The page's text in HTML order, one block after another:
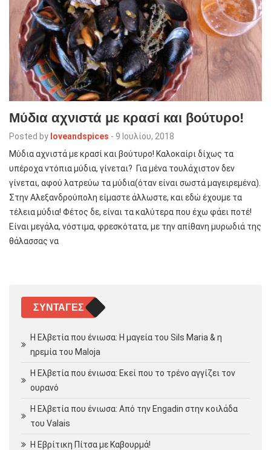
Μύδια αχνιστά με κρασί και βούτυρο!
Posted by loveandspices - 9 Ιουλίου, 2018
Μύδια αχνιστά με κρασί και βούτυρο! Καλοκαίρι δίχως τα
υπέροχα ντόπια μύδια, γίνεται? Για μένα τουλάχιστον δεν
γίνεται, αφού λατρεύω τα μύδια(όταν είναι σωστά μαγειρεμένα).
Στην Αλεξανδρούπολη είμαστε άλλωστε, και εδώ έχουμε τα
τέλεια μύδια! Φέτος δε, είναι τα καλύτερα που έχω φάει ποτέ!
Είναι μεγάλα, νόστιμα, φρεσκότατα, με την απίθανη μυρωδιά της
θάλασσας να
ΣΥΝΤΑΓΈΣ
Η Ελβετία που ένιωσα: Η μαγεία του Sils Maria & η
ηρεμία του Maloja
Η Ελβετία που ένιωσα: Εκεί που το τρένο αγγίζει τον
ουρανό
Η Ελβετία που ένιωσα: Από την Engadin στην κοιλάδα
του Valais
Η Εβρίτικη Πίτσα με Καβουρμά!